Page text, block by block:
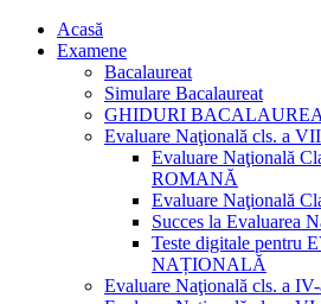
Acasă
Examene
Bacalaureat
Simulare Bacalaureat
GHIDURI
Evaluare Naţională cls. a
Evaluare Naţională
ROMANĂ
Evaluare Naţională
Succes la Evaluarea
Teste digitale pentru
NAȚIONALĂ
Evaluare Naţională cls. a IV-